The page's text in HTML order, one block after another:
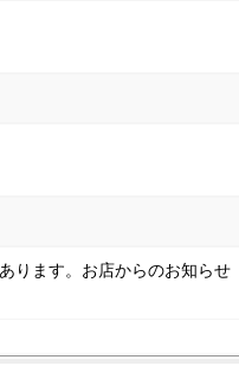
ります。お店からのお知らせ